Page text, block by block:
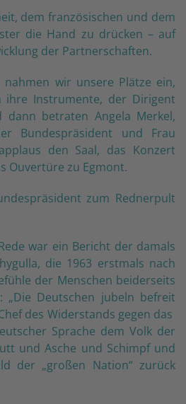
dem französischen und dem
die Hand zu drücken – auf
der Partnerschaften.
wir unsere Plätze ein,
ihre Instrumente, der Dirigent
betraten Angela Merkel,
Bundespräsident und Frau
den Saal, das Konzert
Ouvertüre zu Egmont.
zum Rednerpult
war ein Bericht der damals
die 1963 erstmals nach
der Menschen beiderseits
„Die Deutschen jubeln befreit
des Widerstands gegen das
Sprache dem Volk der
und Asche und Schimpf und
der „großen Nation“ zurück